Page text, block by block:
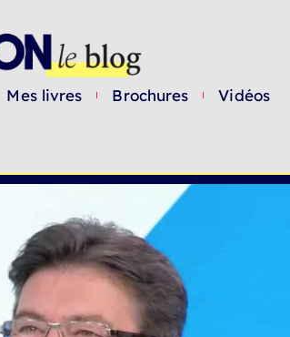
Mes livres Brochures Vidéos